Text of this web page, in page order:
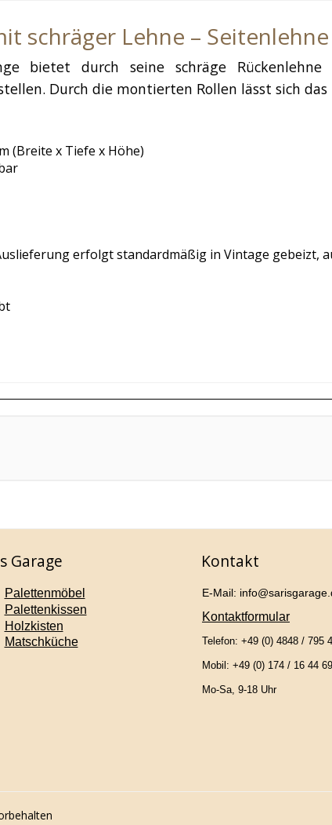
schräger Lehne –
bietet durch seine schräge
Durch die montierten Rollen lässt sich
(Breite x Tiefe x Höhe)
erfolgt standardmäßig in Vintage gebeizt,
Garage
Palettenmöbel
Palettenkissen
Holzkisten
Matschküche
Kontakt
E-Mail:
Kontaktformular
Telefon: +49 (0) 4848 / 795
Mobil: +49 (0) 174 / 16 44
Mo-Sa, 9-18 Uhr